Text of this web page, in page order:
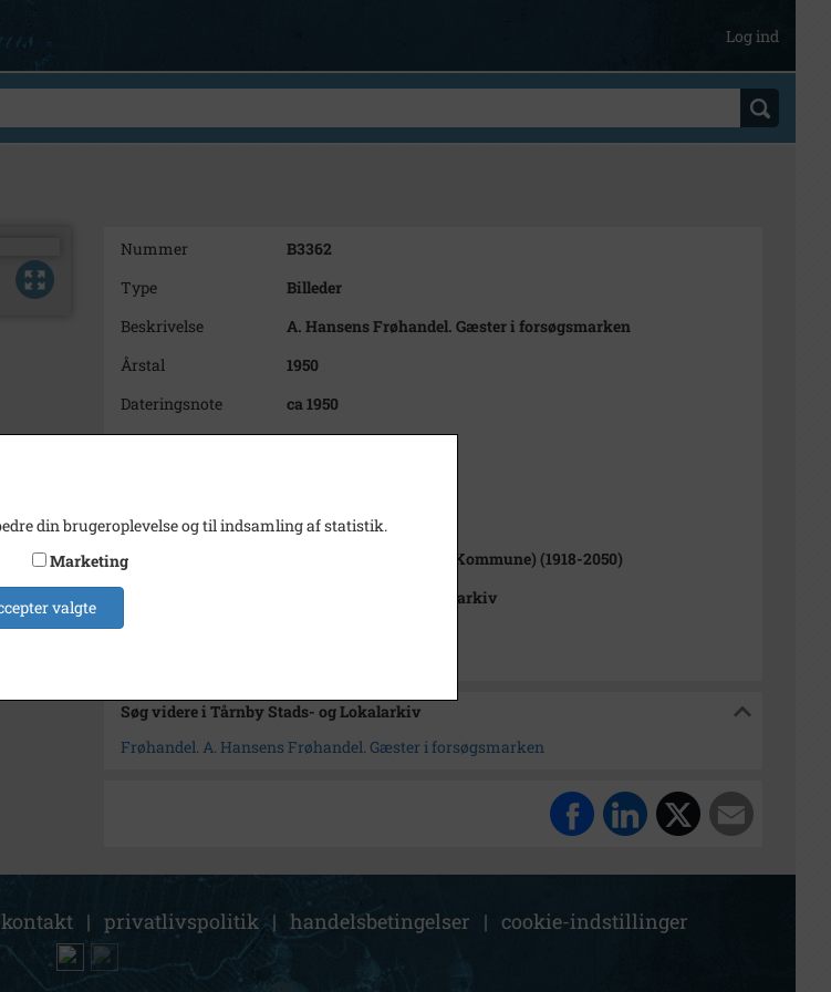
Log ind
Nummer
B3362
Type
Billeder
Beskrivelse
A. Hansens Frøhandel. Gæster i forsøgsmarken
Årstal
1950
Dateringsnote
ca 1950
Fotograf
Ukendt
Type
Sogn (1000-2050)
Enhed
Kastrup Sogn (Tårnby Kommune) (1918-2050)
Arkiv
Tårnby Stads- og Lokalarkiv
Søg videre i Tårnby Stads- og Lokalarkiv
Frøhandel. A. Hansens Frøhandel. Gæster i forsøgsmarken
kontakt | privatlivspolitik | handelsbetingelser | cookie-indstillinger
din brugeroplevelse og til indsamling af statistik.
Marketing
valgte